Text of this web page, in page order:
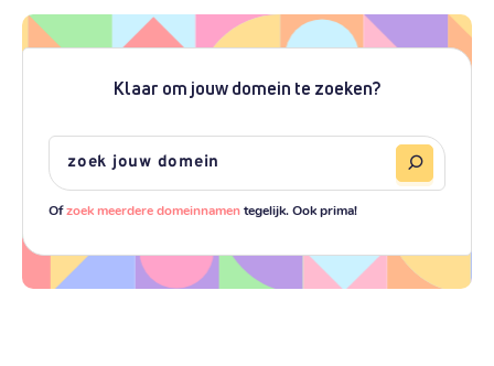
Klaar om jouw domein te zoeken?
Ofzoek meerdere domeinnamentegelijk. Ook prima!